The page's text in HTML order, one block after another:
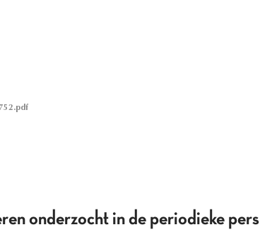
onderzocht in de periodieke pers